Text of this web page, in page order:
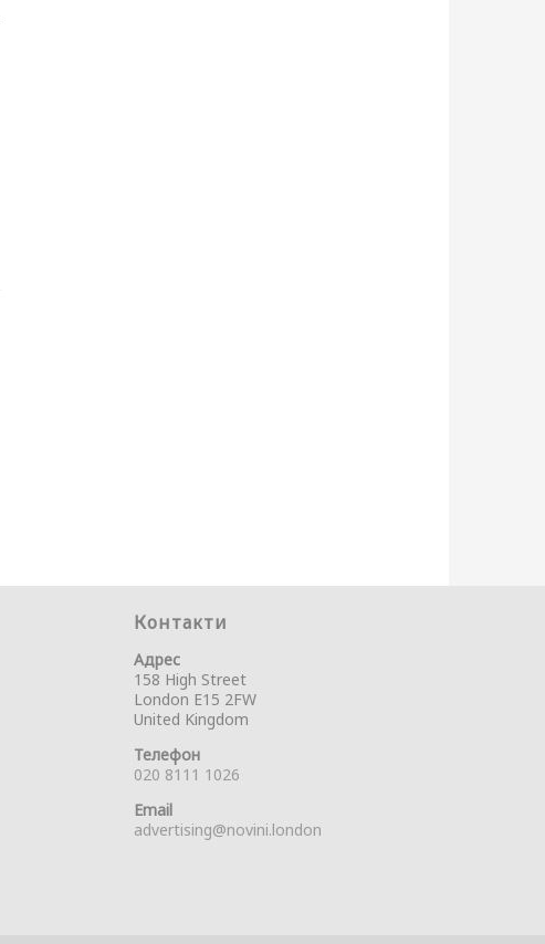
Контакти
Адрес
158 High Street
London E15 2FW
United Kingdom
Телефон
020 8111 1026
Email
advertising@novini.london